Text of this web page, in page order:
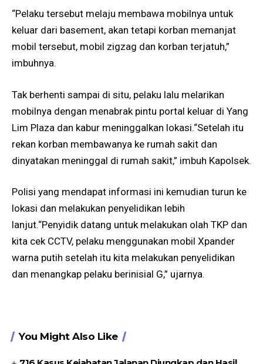
“Pelaku tersebut melaju membawa mobilnya untuk
keluar dari basement, akan tetapi korban memanjat
mobil tersebut, mobil zigzag dan korban terjatuh,”
imbuhnya.
Tak berhenti sampai di situ, pelaku lalu melarikan
mobilnya dengan menabrak pintu portal keluar di Yang
Lim Plaza dan kabur meninggalkan lokasi.“Setelah itu
rekan korban membawanya ke rumah sakit dan
dinyatakan meninggal di rumah sakit,” imbuh Kapolsek.
Polisi yang mendapat informasi ini kemudian turun ke
lokasi dan melakukan penyelidikan lebih
lanjut.“Penyidik datang untuk melakukan olah TKP dan
kita cek CCTV, pelaku menggunakan mobil Xpander
warna putih setelah itu kita melakukan penyelidikan
dan menangkap pelaku berinisial G,” ujarnya.
You Might Also Like